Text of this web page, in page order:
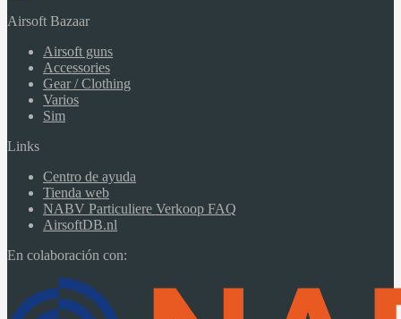
Airsoft Bazaar
Airsoft guns
Accessories
Gear / Clothing
Varios
Sim
Links
Centro de ayuda
Tienda web
NABV Particuliere Verkoop FAQ
AirsoftDB.nl
En colaboración con: